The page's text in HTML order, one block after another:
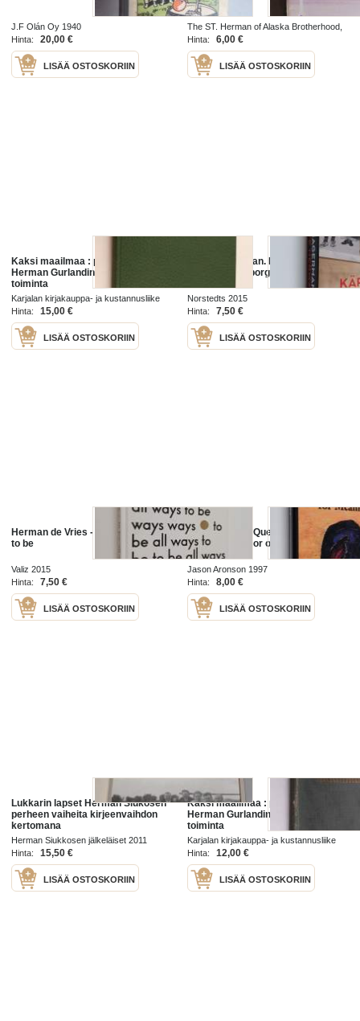
J.F Olán Oy 1940
Hinta:
20,00 €
LISÄÄ OSTOSKORIIN
The ST. Herman of Alaska Brotherhood,
Platinan California 1989
Hinta: 6,00 €
LISÄÄ OSTOSKORIIN
Kaksi maailmaa : pastori Rudolf
Herman Gurlandin elämä ja
toiminta
Karjalan kirjakauppa- ja kustannusliike
1909
Hinta: 15,00 €
LISÄÄ OSTOSKORIIN
Käraste Herman. Rasbiologen
Herman Lundborgs gåta
Norstedts 2015
Hinta:
7,50 €
LISÄÄ OSTOSKORIIN
Herman de Vries - To be All Ways
to be
Valiz 2015
Hinta:
7,50 €
LISÄÄ OSTOSKORIIN
Death and the Quest for Meaning -
Essays in Honor of Herman Feifel
Jason Aronson 1997
Hinta:
8,00 €
LISÄÄ OSTOSKORIIN
Lukkarin lapset Herman Siukosen
perheen vaiheita kirjeenvaihdon
kertomana
Herman Siukkosen jälkeläiset 2011
Hinta:
15,50 €
LISÄÄ OSTOSKORIIN
Kaksi maailmaa : pastori Rudolf
Herman Gurlandin elämä ja
toiminta
Karjalan kirjakauppa- ja kustannusliike
1909
Hinta: 12,00 €
LISÄÄ OSTOSKORIIN